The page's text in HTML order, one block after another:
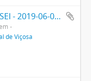
REUNIAO 024 - CGA-SEI - 2019-06-09- PPO
de Viçosa